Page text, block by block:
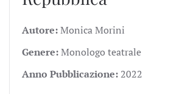
Autore:Monica Morini
Genere:Monologo teatrale
Anno Pubblicazione: 2022